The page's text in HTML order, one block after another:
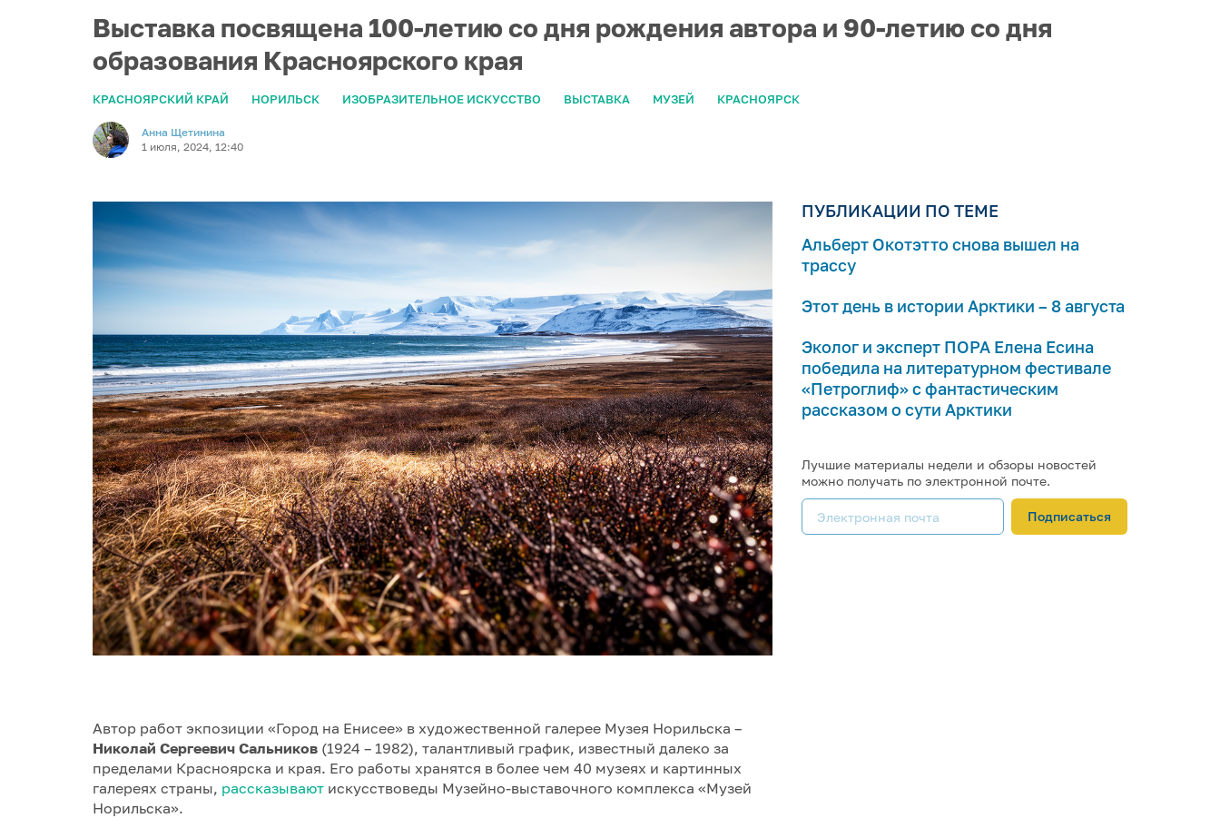
Выставка посвящена 100-летию со дня рождения автора и 90-летию со дня
образования Красноярского края
КРАСНОЯРСКИЙ КРАЙ НОРИЛЬСК ИЗОБРАЗИТЕЛЬНОЕ ИСКУССТВО ВЫСТАВКА МУЗЕЙ КРАСНОЯРСК
Анна Щетинина
1 июля, 2024, 12:40
Автор работ экпозиции «Город на Енисее» в художественной галерее Музея Норильска –
Николай Сергеевич Сальников (1924 – 1982), талантливый график, известный далеко за
пределами Красноярска и края. Его работы хранятся в более чем 40 музеях и картинных
галереях страны, рассказывают искусствоведы Музейно-выставочного комплекса «Музей
Норильска».
ПУБЛИКАЦИИ ПО ТЕМЕ
Альберт Окотэтто снова вышел на
трассу
Этот день в истории Арктики – 8 августа
Эколог и эксперт ПОРА Елена Есина
победила на литературном фестивале
«Петроглиф» с фантастическим
рассказом о сути Арктики
Лучшие материалы недели и обзоры новостей
можно получать по электронной почте.
Подписаться